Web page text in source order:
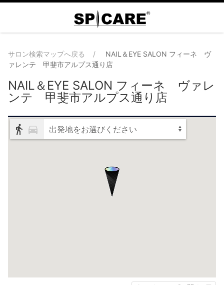
サロン検索マップへ戻る
NAIL＆EYE SALON フィーネ ヴ
ァレンテ 甲斐市アルプス通り店
NAIL＆EYE SALON フィーネ ヴァレ
ンテ 甲斐市アルプス通り店
出発地をお選びください